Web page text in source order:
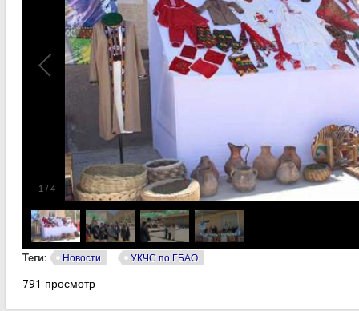
1 / 4
Теги: Новости УКЧС по ГБАО
791 просмотр